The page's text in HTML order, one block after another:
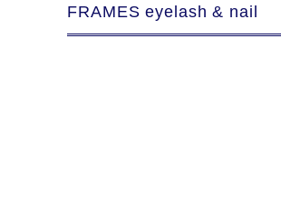
FRAMES eyelash & nail